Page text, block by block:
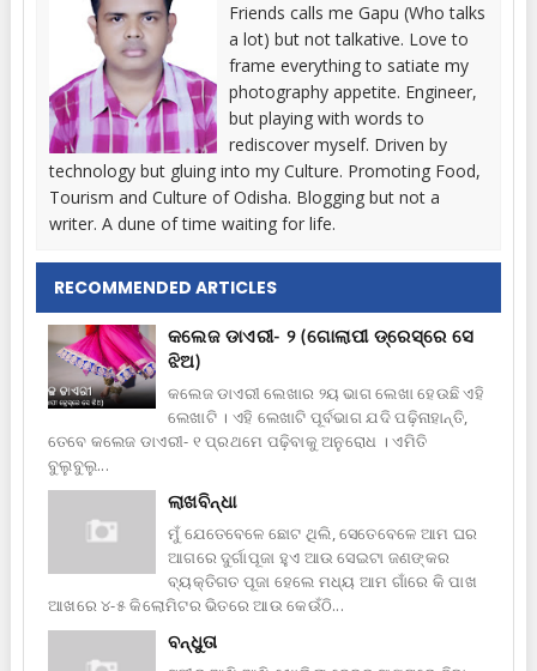
Friends calls me Gapu (Who talks
a lot) but not talkative. Love to
frame everything to satiate my
photography appetite. Engineer,
but playing with words to
rediscover myself. Driven by
technology but gluing into my Culture. Promoting Food,
Tourism and Culture of Odisha. Blogging but not a
writer. A dune of time waiting for life.
RECOMMENDED ARTICLES
କଲେଜ ଡାଏରୀ- ୨ (ଗୋଲାପୀ ଡ୍ରେସ୍‍‍ରେ ସେ
ଝିଅ)
କଲେଜ ଡାଏରୀ ଲେଖାର ୨ୟ ଭାଗ ଲେଖା ହେଉଛି ଏହି
ଲେଖାଟି । ଏହି ଲେଖାଟି ପୂର୍ବଭାଗ ଯଦି ପଢ଼ିନାହାନ୍ତି,
ତେବେ କଲେଜ ଡାଏରୀ- ୧ ପ୍ରଥମେ ପଢ଼ିବାକୁ ଅନୁରୋଧ । ଏମିତି
ବୁଲୁବୁଲୁ...
ଲାଖବିନ୍ଧା
ମୁଁ ଯେତେବେଳେ ଛୋଟ ଥିଲି, ସେତେବେଳେ ଆମ ଘର
ଆଗରେ ଦୁର୍ଗାପୂଜା ହୁଏ ଆଉ ସେଇଟା ଜଣଙ୍କର
ବ୍ୟକ୍ତିଗତ ପୂଜା ହେଲେ ମଧ୍ୟ ଆମ ଗାଁରେ କି ପାଖ
ଆଖରେ ୪-୫ କିଲୋମିଟର ଭିତରେ ଆଉ କେଉଁଠି...
ବନ୍ଧୁତା